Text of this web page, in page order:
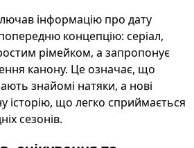
інформацію про дату
концепцію: серіал,
рімейком, а запропонує
канону. Це означає, що
знайомі натяки, а нові
історію, що легко сприймається
сезонів.